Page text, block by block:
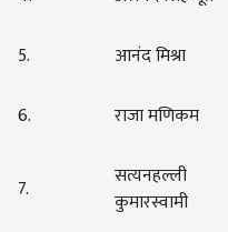
5.
आनंद मिश्रा
6.
राजा मणिकम
7.
सत्यनहल्ली
कुमारस्वामी